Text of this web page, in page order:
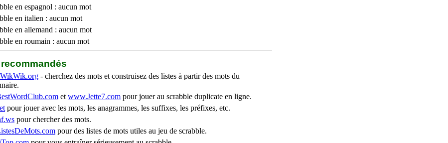
en espagnol : aucun mot
en italien : aucun mot
en allemand : aucun mot
en roumain : aucun mot
WikWik.org - cherchez des mots et construisez des listes à partir des mots du
et www.Jette7.com pour jouer au scrabble duplicate en ligne.
pour jouer avec les mots, les anagrammes, les suffixes, les préfixes, etc.
pour chercher des mots.
pour des listes de mots utiles au jeu de scrabble.